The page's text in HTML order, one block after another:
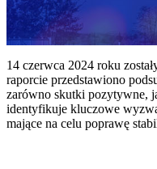
14 czerwca 2024 roku
raporcie przedstawiono
zarówno skutki pozytywne,
identyfikuje kluczowe
mające na celu poprawę